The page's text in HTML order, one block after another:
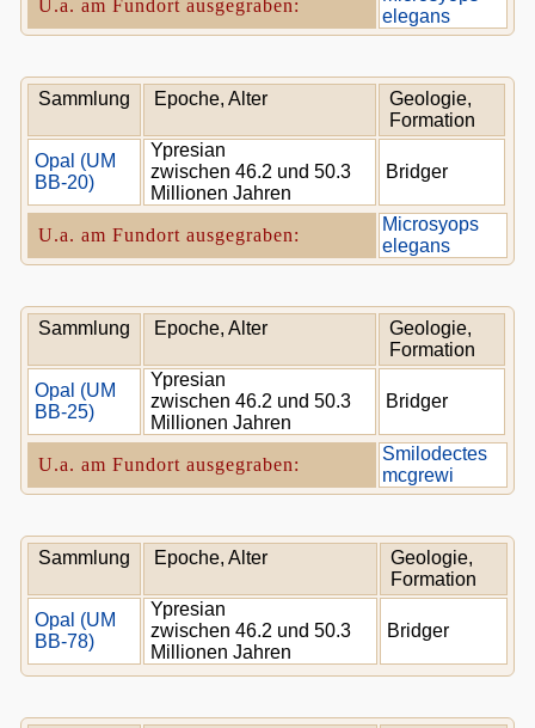
U.a. am Fundort ausgegraben:
elegans
Sammlung Epoche, Alter
Geologie,
Formation
Opal (UM
BB-20)
Ypresian
zwischen 46.2 und 50.3
Millionen Jahren
Bridger
U.a. am Fundort ausgegraben:
Microsyops
elegans
Sammlung Epoche, Alter
Geologie,
Formation
Opal (UM
BB-25)
Ypresian
zwischen 46.2 und 50.3
Millionen Jahren
Bridger
U.a. am Fundort ausgegraben:
Smilodectes
mcgrewi
Sammlung Epoche, Alter
Geologie,
Formation
Opal (UM
BB-78)
Ypresian
zwischen 46.2 und 50.3
Millionen Jahren
Bridger